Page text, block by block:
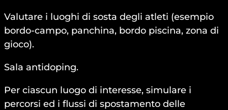
Valutare i luoghi di sosta degli atleti (esempio
bordo-campo, panchina, bordo piscina, zona di
gioco).
Sala antidoping.
Per ciascun luogo di interesse, simulare i
percorsi ed i flussi di spostamento delle